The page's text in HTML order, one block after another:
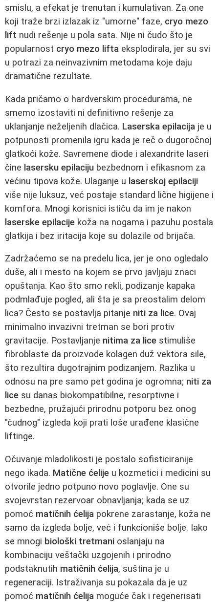
smislu, a efekat je trenutan i kumulativan. Za one
koji traže brzi izlazak iz "umorne" faze, cryo mezo
lift nudi rešenje u pola sata. Nije ni čudo što je
popularnost cryo mezo lifta eksplodirala, jer su svi
u potrazi za neinvazivnim metodama koje daju
dramatične rezultate.
Kada pričamo o hardverskim procedurama, ne
smemo izostaviti ni definitivno rešenje za
uklanjanje neželjenih dlačica. Laserska epilacija je u
potpunosti promenila igru kada je reč o dugoročnoj
glatkoći kože. Savremene diode i alexandrite laseri
čine lasersku epilaciju bezbednom i efikasnom za
većinu tipova kože. Ulaganje u laserskoj epilaciji
više nije luksuz, već postaje standard lične higijene i
komfora. Mnogi korisnici ističu da im je nakon
laserske epilacije koža na nogama i pazuhu postala
glatkija i bez iritacija koje su dolazile od brijača.
Zadržaćemo se na predelu lica, jer je ono ogledalo
duše, ali i mesto na kojem se prvo javljaju znaci
opuštanja. Kao što smo rekli, podizanje kapaka
podmlađuje pogled, ali šta je sa preostalim delom
lica? Često se postavlja pitanje niti za lice. Ovaj
minimalno invazivni tretman se bori protiv
gravitacije. Postavljanje nitima za lice stimuliše
fibroblaste da proizvode kolagen duž vektora sile,
što rezultira dugotrajnim podizanjem. Razlika u
odnosu na pre samo pet godina je ogromna; niti za
lice su danas biokompatibilne, resorptivne i
bezbedne, pružajući prirodnu potporu bez onog
"čudnog" izgleda koji prati loše urađene klasične
liftinge.
Očuvanje mladolikosti je postalo sofisticiranije
nego ikada. Matične ćelije u kozmetici i medicini su
otvorile jedno potpuno novo poglavlje. One su
svojevrstan rezervoar obnavljanja; kada se uz
pomoć matičnih ćelija pokrene zarastanje, koža ne
samo da izgleda bolje, već i funkcioniše bolje. Iako
se mnogi biološki tretmani oslanjaju na
kombinaciju veštački uzgojenih i prirodno
podstaknutih matičnih ćelija, suština je u
regeneraciji. Istraživanja su pokazala da je uz
pomoć matičnih ćelija moguće čak i regenerisati